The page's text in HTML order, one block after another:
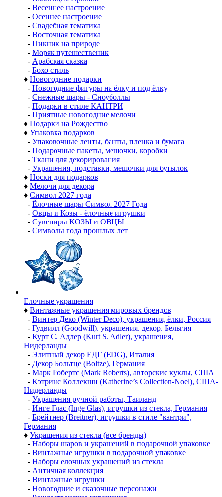
- Весеннее настроение
- Осеннее настроение
- Свадебная тематика
- Восточная тематика
- Пикник на природе
- Моряк путешественик
- Арабская сказка
- Бохо стиль
♦ Новогодние подарки
- Новогодние фигуры на ёлку и под ёлку
- Снежные шары - Сноуболлы
- Подарки в стиле КАНТРИ
- Приятные новогодние мелочи
♦ Подарки на Рождество
♦ Упаковка подарков
- Упаковочные ленты, банты, пленка и бумага
- Подарочные пакеты, мешочки, коробки
- Ткани для декорирования
- Украшения, подставки, мешочки для бутылок
♦ Носки для подарков
♦ Мелочи для декора
♦ Символ 2027 года
- Ёлочные шары Символ 2027 Года
- Овцы и Козы - ёлочные игрушки
- Сувениры КОЗЫ и ОВЦЫ
- Символы года прошлых лет
Елочные украшения
♦ Винтажные украшения мировых брендов
- Винтер Деко (Winter Deco), украшения, ёлки, Россия
- Гудвилл (Goodwill), украшения, декор, Бельгия
- Курт С. Адлер (Kurt S. Adler), украшения,
Нидерланды
- Элитный декор ЕДГ (EDG), Италия
- Декор Больтце (Boltze), Германия
- Марк Робертс (Mark Roberts), авторские куклы, США
- Кэтринс Коллекшн (Katherine’s Collection-Noel), США-
Нидерланды
- Украшения ручной работы, Таиланд
- Инге Глас (Inge Glas), игрушки из стекла, Германия
- Брейтнер (Breitner), игрушки в стиле "кантри",
Германия
♦ Украшения из стекла (все бренды)
- Наборы шаров и украшений в подарочной упаковке
- Винтажные игрушки в подарочной упаковке
- Наборы елочных украшений из стекла
- Античная коллекция
- Винтажные игрушки
- Новогодние и сказочные персонажи